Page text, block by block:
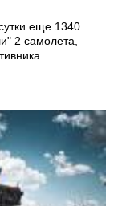
еще 1340
2 самолета,